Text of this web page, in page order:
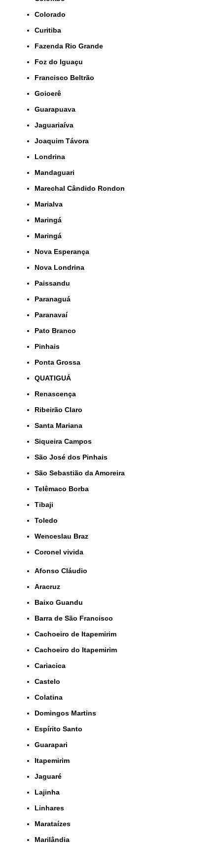
Colorado
Curitiba
Fazenda Rio Grande
Foz do Iguaçu
Francisco Beltrão
Goioerê
Guarapuava
Jaguariaíva
Joaquim Távora
Londrina
Mandaguari
Marechal Cândido Rondon
Marialva
Maringá
Maringá
Nova Esperança
Nova Londrina
Paissandu
Paranaguá
Paranavaí
Pato Branco
Pinhais
Ponta Grossa
QUATIGUÁ
Renascença
Ribeirão Claro
Santa Mariana
Siqueira Campos
São José dos Pinhais
São Sebastião da Amoreira
Telêmaco Borba
Tibaji
Toledo
Wenceslau Braz
coronel vivida
Afonso Cláudio
Aracruz
Baixo Guandu
Barra de São Francisco
Cachoeiro de Itapemirim
Cachoeiro do Itapemirim
Cariacica
Castelo
Colatina
Domingos Martins
Espírito Santo
Guarapari
Itapemirim
Jaguaré
Lajinha
Linhares
Marataízes
Marilândia